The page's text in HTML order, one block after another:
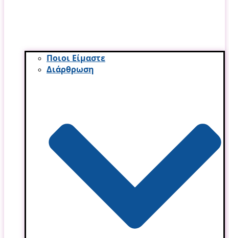
Ποιοι Είμαστε
Διάρθρωση